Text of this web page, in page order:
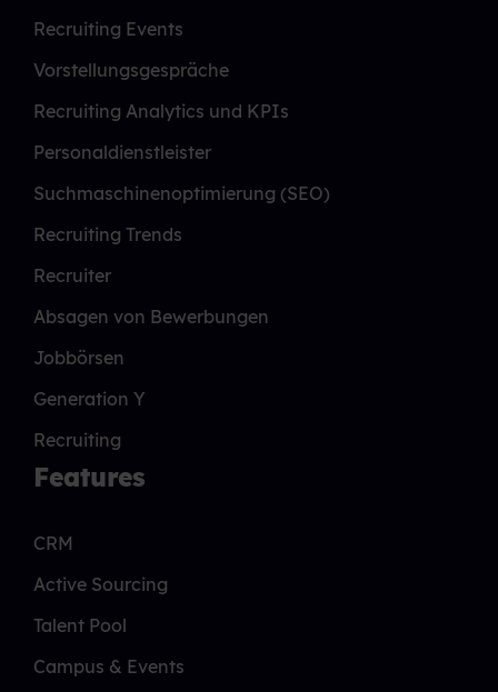
Recruiting Events
Vorstellungsgespräche
Recruiting Analytics und KPIs
Personaldienstleister
Suchmaschinenoptimierung (SEO)
Recruiting Trends
Recruiter
Absagen von Bewerbungen
Jobbörsen
Generation Y
Recruiting
Features
CRM
Active Sourcing
Talent Pool
Campus & Events